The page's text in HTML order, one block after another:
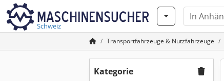
Schweiz
Transportfahrzeuge & Nutzfahrzeuge
Kategorie